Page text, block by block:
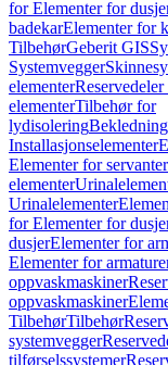
for Elementer for
badekarElementer for
TilbehørGeberit GIS
Systemvegger
elementer
elementerTilbehør for
lydisolering
Installasjonselementer
Elementer for servanter
elementer
Urinalelementer
for Elementer for
dusjerElementer for
Elementer for
oppvaskmaskiner
oppvaskmaskiner
TilbehørTilbehør
systemvegger
tilførselssystemer